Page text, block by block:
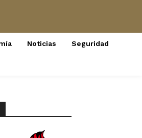
Noticias Seguridad